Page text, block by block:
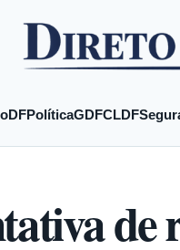
DFPolíticaGDFCLDF
de